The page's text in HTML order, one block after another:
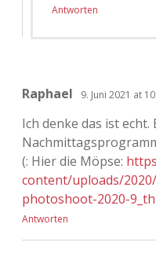
Antworten
Raphael 9. Juni 2021 at
Ich denke das ist echt.
(: Hier die Möpse:
content/uploads/
photoshoot-2020-
Antworten